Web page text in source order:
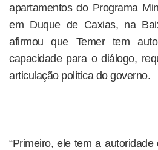
apartamentos do Programa
em Duque de Caxias, na
afirmou que Temer tem
capacidade para o diálogo,
articulação política do governo.
“Primeiro, ele tem a